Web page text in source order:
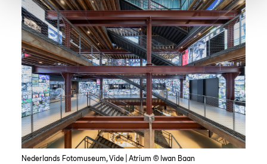
Nederlands Fotomuseum, Vide | Atrium © Iwan Baan